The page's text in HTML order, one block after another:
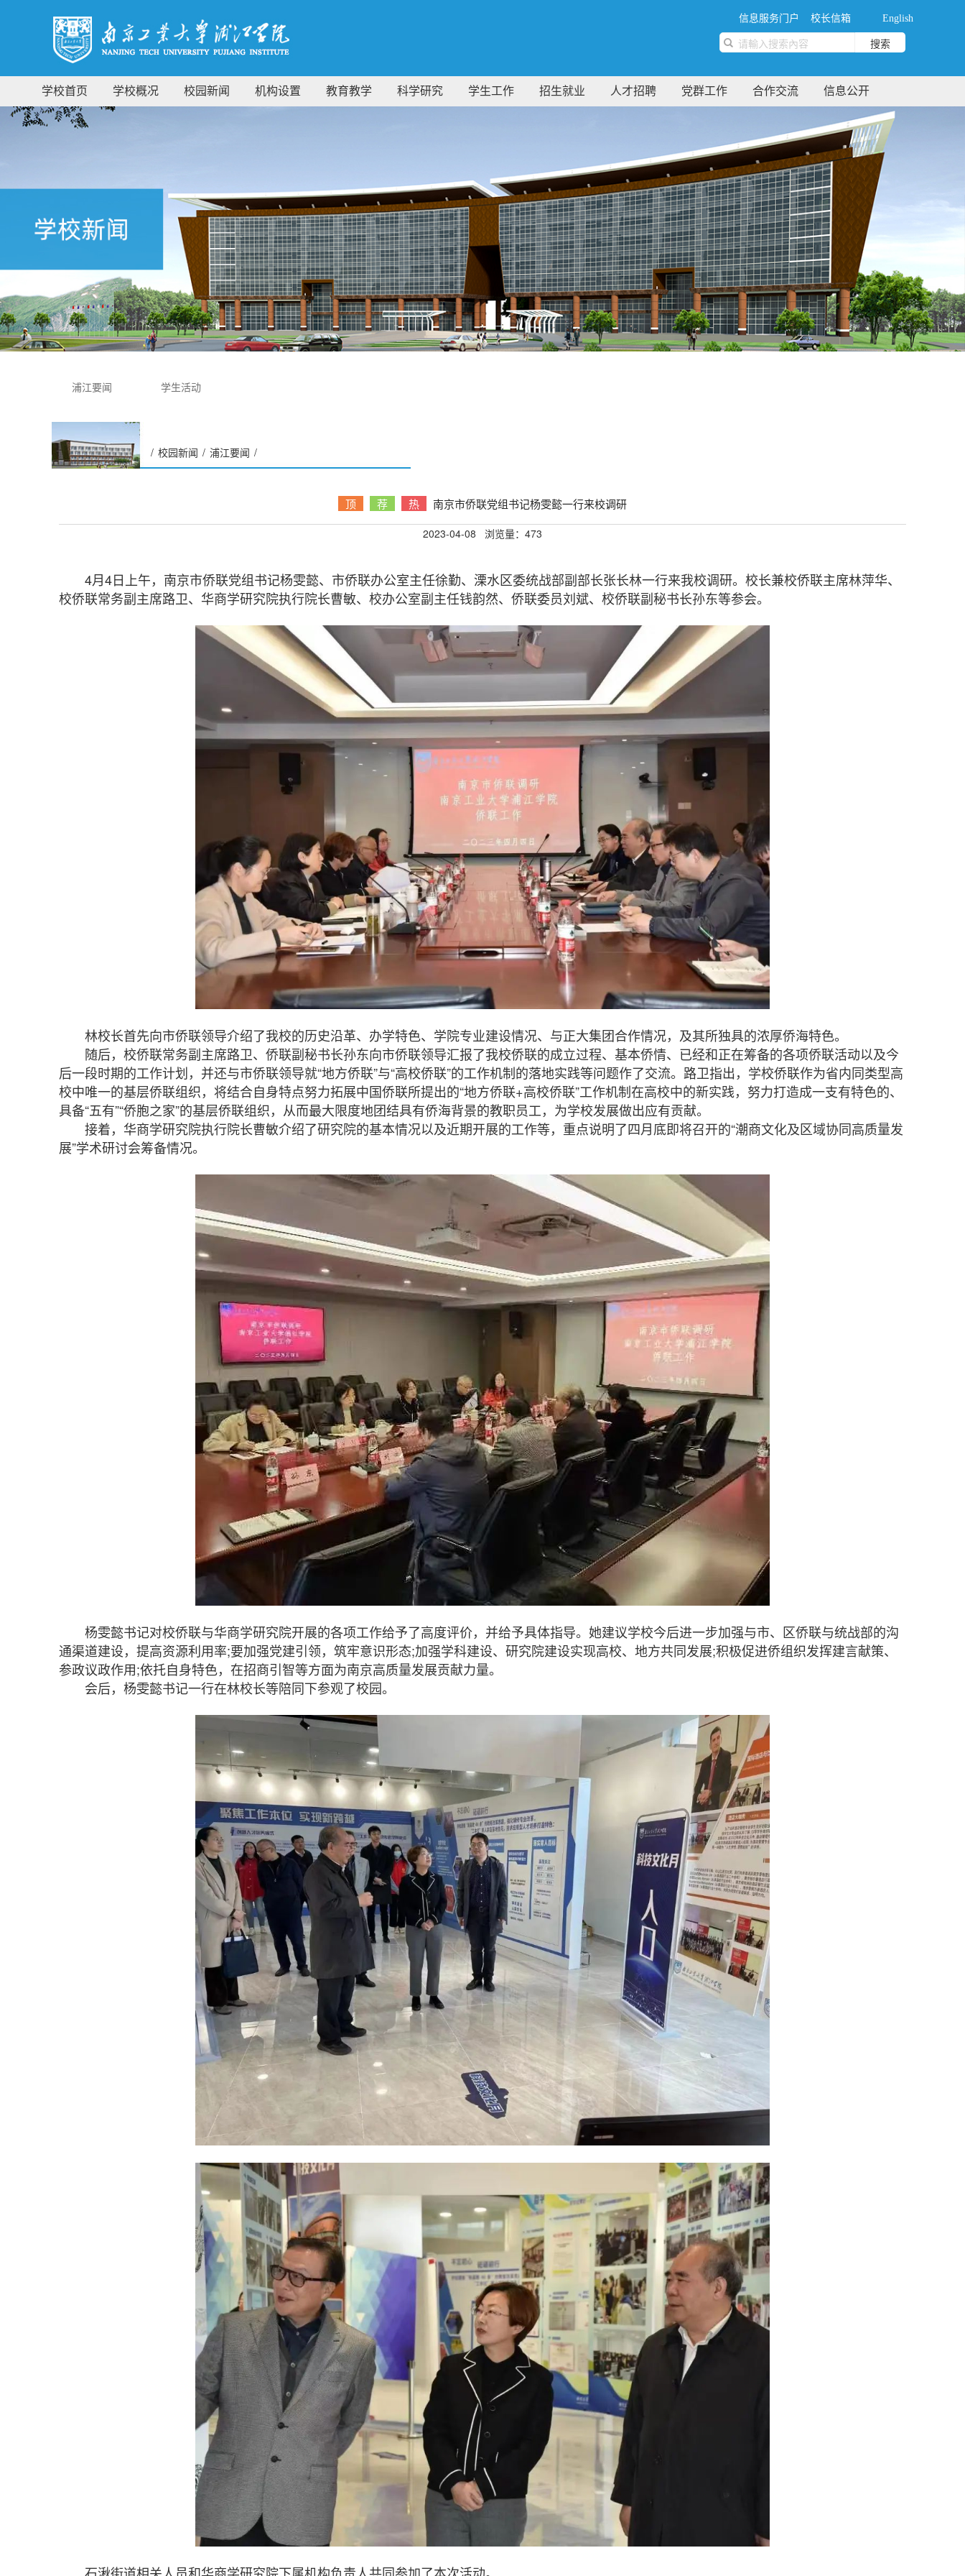
信息服务门户 校长信箱 English
搜索
学校首页 学校概况 校园新闻 机构设置 教育教学 科学研究 学生工作 招生就业 人才招聘 党群工作 合作交流 信息公开
浦江要闻 学生活动
/ 校园新闻 / 浦江要闻 /
顶 荐 热 南京市侨联党组书记杨雯懿一行来校调研
2023-04-08 浏览量： 473
4月4日上午，南京市侨联党组书记杨雯懿、市侨联办公室主任徐勤、溧水区委统战部副部长张长林一行来我校调研。校长兼校侨联主席林萍华、
校侨联常务副主席路卫、华商学研究院执行院长曹敏、校办公室副主任钱韵然、侨联委员刘斌、校侨联副秘书长孙东等参会。
林校长首先向市侨联领导介绍了我校的历史沿革、办学特色、学院专业建设情况、与正大集团合作情况，及其所独具的浓厚侨海特色。
随后，校侨联常务副主席路卫、侨联副秘书长孙东向市侨联领导汇报了我校侨联的成立过程、基本侨情、已经和正在筹备的各项侨联活动以及今
后一段时期的工作计划，并还与市侨联领导就“地方侨联”与“高校侨联”的工作机制的落地实践等问题作了交流。路卫指出，学校侨联作为省内同类型高
校中唯一的基层侨联组织，将结合自身特点努力拓展中国侨联所提出的“地方侨联+高校侨联”工作机制在高校中的新实践，努力打造成一支有特色的、
具备“五有”“侨胞之家”的基层侨联组织，从而最大限度地团结具有侨海背景的教职员工，为学校发展做出应有贡献。
接着，华商学研究院执行院长曹敏介绍了研究院的基本情况以及近期开展的工作等，重点说明了四月底即将召开的“潮商文化及区域协同高质量发
展”学术研讨会筹备情况。
杨雯懿书记对校侨联与华商学研究院开展的各项工作给予了高度评价，并给予具体指导。她建议学校今后进一步加强与市、区侨联与统战部的沟
通渠道建设，提高资源利用率;要加强党建引领，筑牢意识形态;加强学科建设、研究院建设实现高校、地方共同发展;积极促进侨组织发挥建言献策、
参政议政作用;依托自身特色，在招商引智等方面为南京高质量发展贡献力量。
会后，杨雯懿书记一行在林校长等陪同下参观了校园。